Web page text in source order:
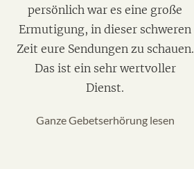
persönlich war es eine große
Ermutigung, in dieser schweren
Zeit eure Sendungen zu schauen.
Das ist ein sehr wertvoller
Dienst.
Ganze Gebetserhörung lesen